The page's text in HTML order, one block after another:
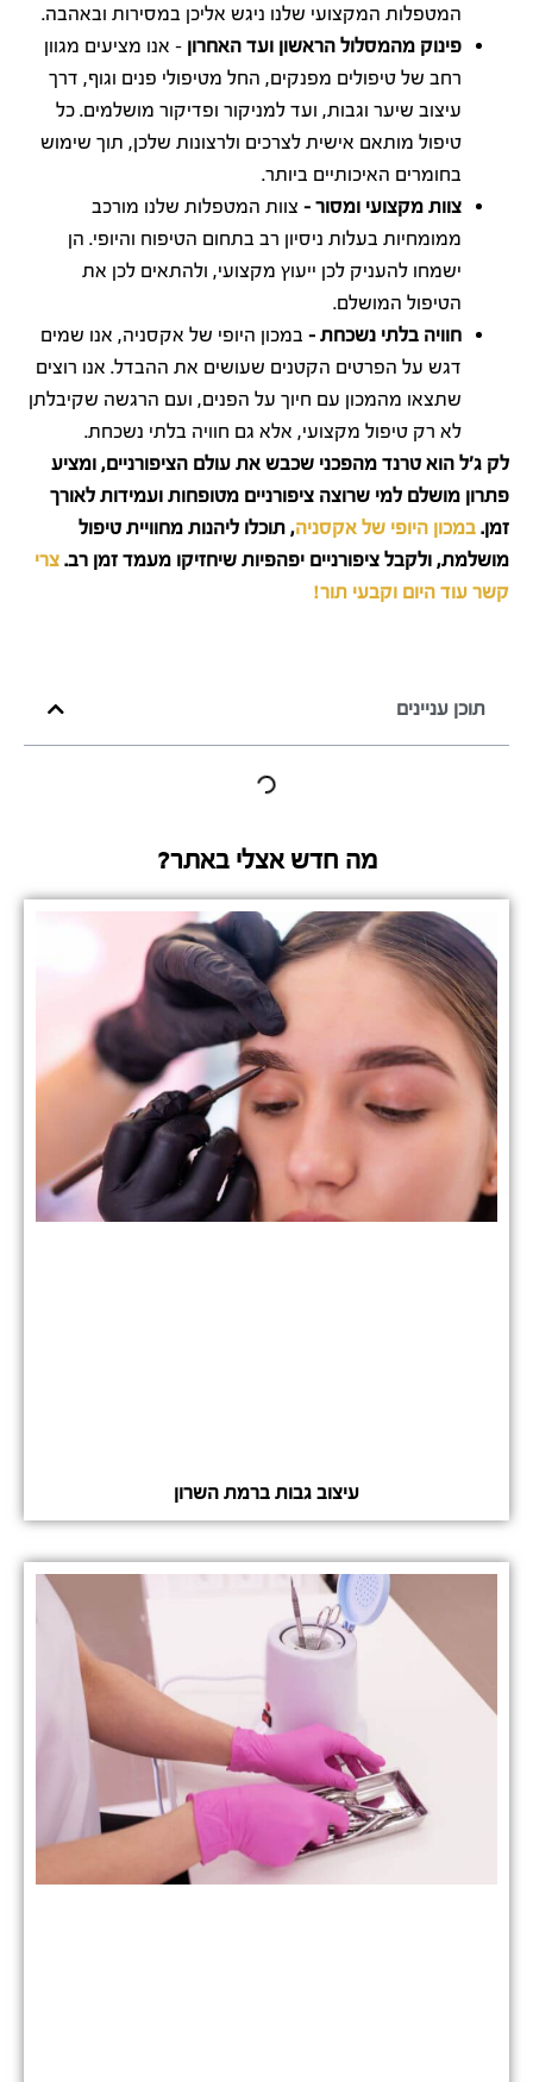
המטפלות המקצועי שלנו ניגש אליכן במסירות ובאהבה.
פינוק מהמסלול הראשון ועד האחרון – אנו מציעים מגוון
רחב של טיפולים מפנקים, החל מטיפולי פנים וגוף, דרך
עיצוב שיער וגבות, ועד למניקור ופדיקור מושלמים. כל
טיפול מותאם אישית לצרכים ולרצונות שלכן, תוך שימוש
בחומרים האיכותיים ביותר.
צוות מקצועי ומסור – צוות המטפלות שלנו מורכב
ממומחיות בעלות ניסיון רב בתחום הטיפוח והיופי. הן
ישמחו להעניק לכן ייעוץ מקצועי, ולהתאים לכן את
הטיפול המושלם.
חוויה בלתי נשכחת – במכון היופי של אקסניה, אנו שמים
דגש על הפרטים הקטנים שעושים את ההבדל. אנו רוצים
שתצאו מהמכון עם חיוך על הפנים, ועם הרגשה שקיבלתן
לא רק טיפול מקצועי, אלא גם חוויה בלתי נשכחת.
לק ג'ל הוא טרנד מהפכני שכבש את עולם הציפורניים, ומציע
פתרון מושלם למי שרוצה ציפורניים מטופחות ועמידות לאורך
זמן. במכון היופי של אקסניה, תוכלו ליהנות מחוויית טיפול
מושלמת, ולקבל ציפורניים יפהפיות שיחזיקו מעמד זמן רב. צרי
קשר עוד היום וקבעי תור!
תוכן עניינים
מה חדש אצלי באתר?
עיצוב גבות ברמת השרון